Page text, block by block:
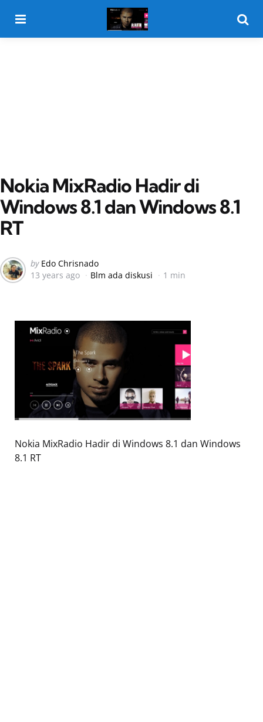
Nokia MixRadio Hadir di
Windows 8.1 dan Windows 8.1
RT
Posted
by
by Edo Chrisnado
13 years ago
Blm ada diskusi 1 min
Nokia MixRadio Hadir di Windows 8.1 dan Windows
8.1 RT